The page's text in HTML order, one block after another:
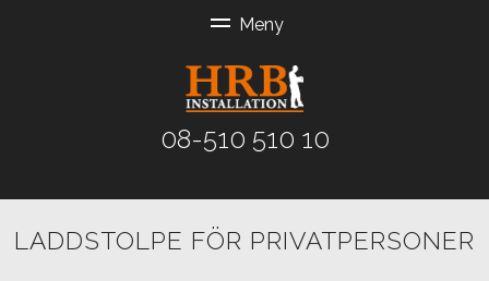
08-510 510 10
LADDSTOLPE FÖR PRIVATPERSONER